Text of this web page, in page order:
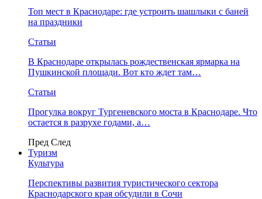
Топ мест в Краснодаре: где устроить шашлыки с баней
на праздники
Статьи
В Краснодаре открылась рождественская ярмарка на
Пушкинской площади. Вот кто ждет там…
Статьи
Прогулка вокруг Тургеневского моста в Краснодаре. Что
остается в разрухе годами, а…
Пред След
Туризм
Культура
Перспективы развития туристического сектора
Краснодарского края обсудили в Сочи